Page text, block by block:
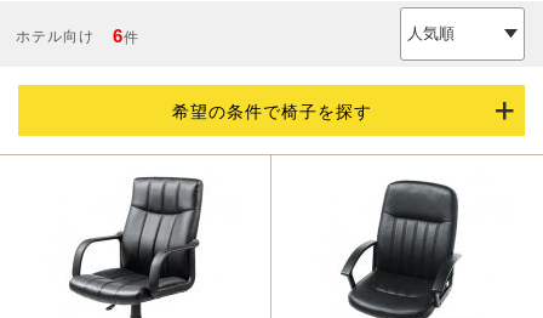
ホテル向け 6件
希望の条件で椅子を探す